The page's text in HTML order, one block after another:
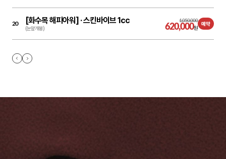
20 [화수목 해피아워] ·스킨바이브 1cc
(눈앞개봉)
1,050,000
620,000원
예약